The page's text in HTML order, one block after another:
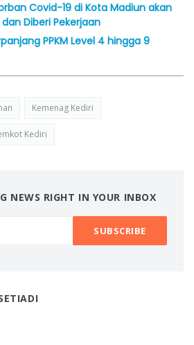
Covid-19 di Kota Madiun akan
Diberi Pekerjaan
PPKM Level 4 hingga 9
Kemenag Kediri
Kediri
NEWS RIGHT IN YOUR INBOX